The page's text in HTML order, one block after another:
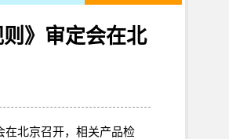
》审定会在北
在北京召开，相关产品检